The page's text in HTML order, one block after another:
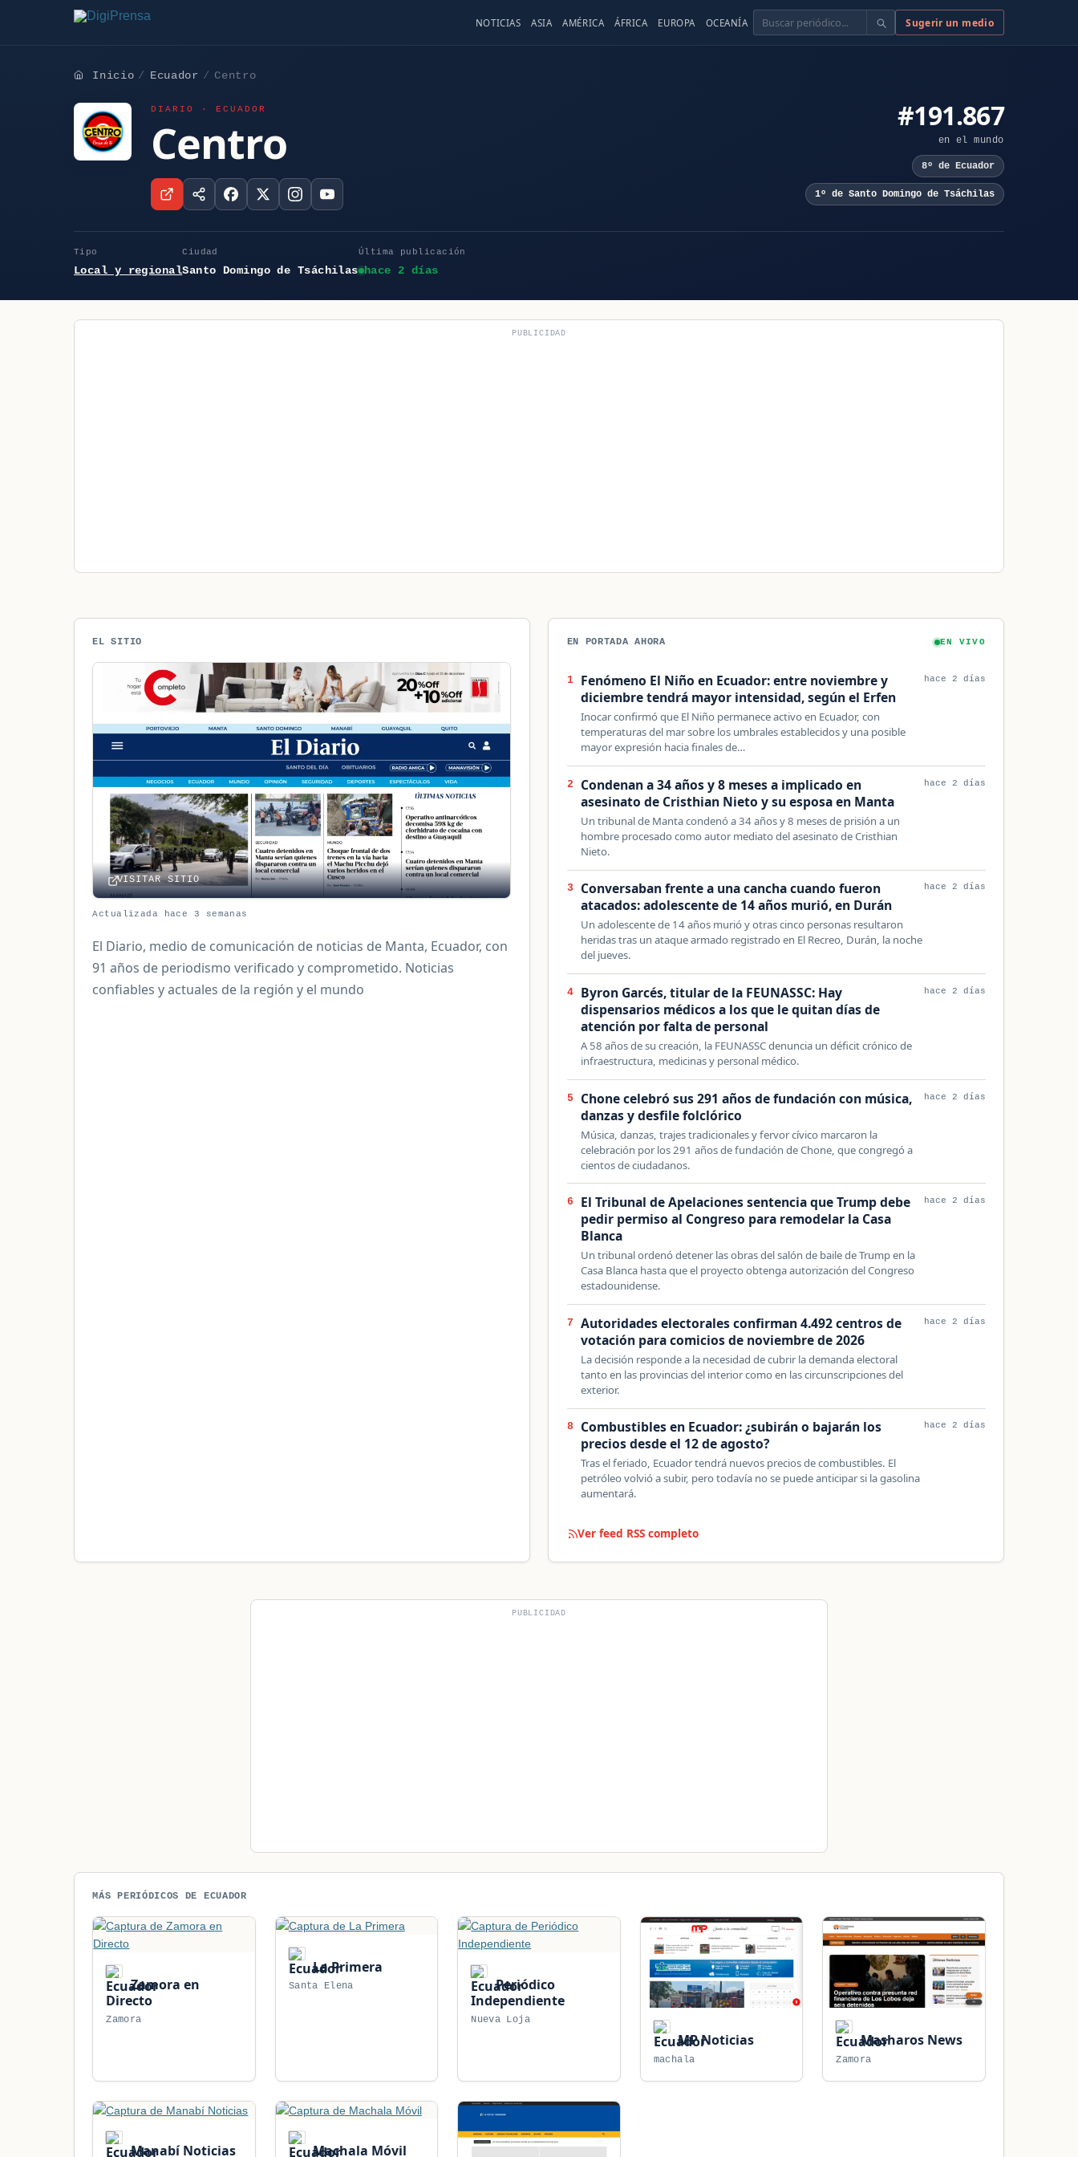
NOTICIAS ASIA AMÉRICA ÁFRICA EUROPA OCEANÍA Buscar Sugerir un medio
Inicio Ecuador Centro
DIARIO · ECUADOR
Centro #191.867
en el mundo
8º de Ecuador
1º de Santo Domingo de Tsáchilas
Tipo
Local y regional
Ciudad
Santo Domingo de Tsáchilas
Última publicación
hace 2 días
PUBLICIDAD
EL SITIO
VISITAR SITIO
Actualizada hace 3 semanas
El Diario, medio de comunicación de noticias de Manta, Ecuador, con
91 años de periodismo verificado y comprometido. Noticias
confiables y actuales de la región y el mundo
EN PORTADA AHORA EN VIVO
1
Fenómeno El Niño en Ecuador: entre noviembre y
diciembre tendrá mayor intensidad, según el Erfen
Inocar confirmó que El Niño permanece activo en Ecuador, con
temperaturas del mar sobre los umbrales establecidos y una posible
mayor expresión hacia finales de…
hace 2 días
2
Condenan a 34 años y 8 meses a implicado en
asesinato de Cristhian Nieto y su esposa en Manta
Un tribunal de Manta condenó a 34 años y 8 meses de prisión a un
hombre procesado como autor mediato del asesinato de Cristhian
Nieto.
hace 2 días
3
Conversaban frente a una cancha cuando fueron
atacados: adolescente de 14 años murió, en Durán
Un adolescente de 14 años murió y otras cinco personas resultaron
heridas tras un ataque armado registrado en El Recreo, Durán, la noche
del jueves.
hace 2 días
4
Byron Garcés, titular de la FEUNASSC: Hay
dispensarios médicos a los que le quitan días de
atención por falta de personal
A 58 años de su creación, la FEUNASSC denuncia un déficit crónico de
infraestructura, medicinas y personal médico.
hace 2 días
5
Chone celebró sus 291 años de fundación con música,
danzas y desfile folclórico
Música, danzas, trajes tradicionales y fervor cívico marcaron la
celebración por los 291 años de fundación de Chone, que congregó a
cientos de ciudadanos.
hace 2 días
6
El Tribunal de Apelaciones sentencia que Trump debe
pedir permiso al Congreso para remodelar la Casa
Blanca
Un tribunal ordenó detener las obras del salón de baile de Trump en la
Casa Blanca hasta que el proyecto obtenga autorización del Congreso
estadounidense.
hace 2 días
7
Autoridades electorales confirman 4.492 centros de
votación para comicios de noviembre de 2026
La decisión responde a la necesidad de cubrir la demanda electoral
tanto en las provincias del interior como en las circunscripciones del
exterior.
hace 2 días
8
Combustibles en Ecuador: ¿subirán o bajarán los
precios desde el 12 de agosto?
Tras el feriado, Ecuador tendrá nuevos precios de combustibles. El
petróleo volvió a subir, pero todavía no se puede anticipar si la gasolina
aumentará.
hace 2 días
Ver feed RSS completo
PUBLICIDAD
MÁS PERIÓDICOS DE ECUADOR
Zamora en
Directo
Zamora
La Primera
Santa Elena
Periódico
Independiente
Nueva Loja
MP Noticias
machala
Masharos News
Zamora
Manabí Noticias Machala Móvil